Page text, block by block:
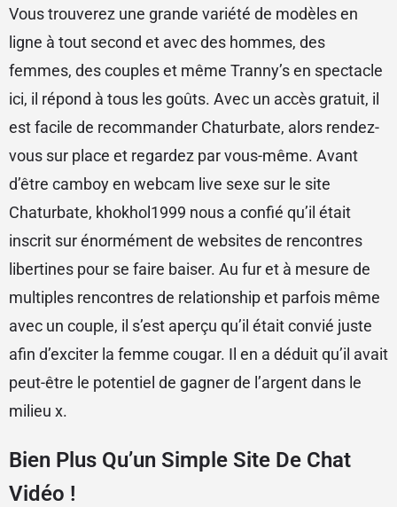
Vous trouverez une grande variété de modèles en
ligne à tout second et avec des hommes, des
femmes, des couples et même Tranny’s en spectacle
ici, il répond à tous les goûts. Avec un accès gratuit, il
est facile de recommander Chaturbate, alors rendez-
vous sur place et regardez par vous-même. Avant
d’être camboy en webcam live sexe sur le site
Chaturbate, khokhol1999 nous a confié qu’il était
inscrit sur énormément de websites de rencontres
libertines pour se faire baiser. Au fur et à mesure de
multiples rencontres de relationship et parfois même
avec un couple, il s’est aperçu qu’il était convié juste
afin d’exciter la femme cougar. Il en a déduit qu’il avait
peut-être le potentiel de gagner de l’argent dans le
milieu x.
Bien Plus Qu’un Simple Site De Chat
Vidéo !